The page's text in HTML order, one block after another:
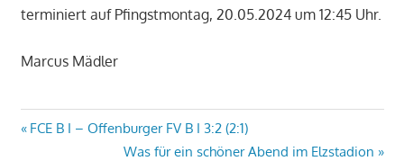
terminiert auf Pfingstmontag, 20.05.2024 um 12:45 Uhr.
Marcus Mädler
Beitragsnavigation
Vorheriger
FCE B I – Offenburger FV B I 3:2 (2:1)
Nächster
Was für ein schöner Abend im Elzstadion